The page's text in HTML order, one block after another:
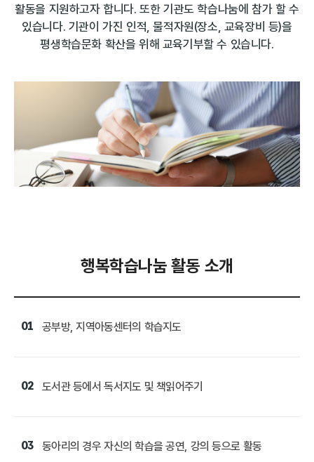
활동을 지원하고자 합니다. 또한 기관도 학습나눔에 참가 할 수
있습니다. 기관이 가진 인적, 물적자원(장소, 교육장비 등)을
평생학습문화 확산을 위해 교육기부할 수 있습니다.
행복학습나눔 활동 소개
01 공부방, 지역아동센터의 학습지도
02 도서관 등에서 독서지도 및 책읽어주기
03 동아리의 경우 자신의 학습을 공연, 강의 등으로 활동